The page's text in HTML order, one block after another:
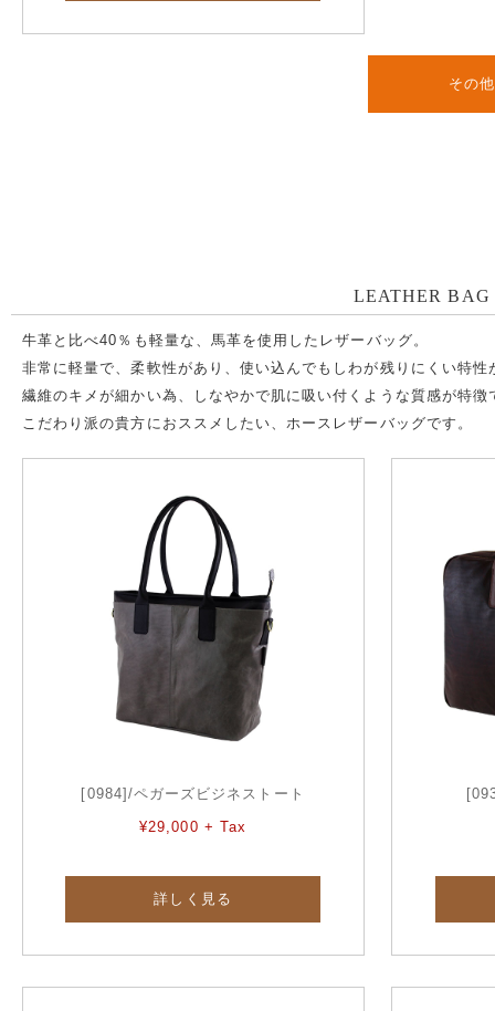
その
LEATHER
牛革と比べ40％も軽量な、馬革を使用したレザーバッグ。
非常に軽量で、柔軟性があり、使い込んでもしわが残りにくい特性
繊維のキメが細かい為、しなやかで肌に吸い付くような質感が特徴
こだわり派の貴方におススメしたい、ホースレザーバッグです。
[0984]/ペガーズビジネストート
¥29,000 + Tax
詳しく見る